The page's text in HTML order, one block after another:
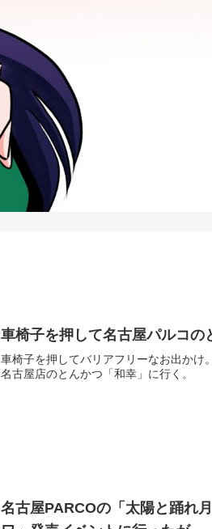
車椅子を押して名古屋パルコの
車椅子を押してバリアフリーなお出かけ
名古屋店のとんかつ「和幸」に行く。
名古屋PARCOの「太陽と踊れ